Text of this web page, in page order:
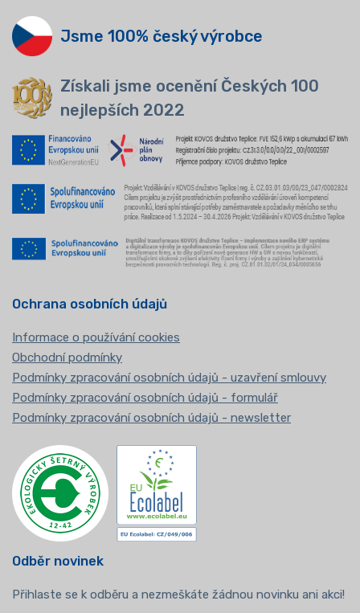
Jsme 100% český výrobce
Získali jsme ocenění Českých 100
nejlepších 2022
Ochrana osobních údajů
Informace o používání cookies
Obchodní podmínky
Podmínky zpracování osobních údajů - uzavření smlouvy
Podmínky zpracování osobních údajů - formulář
Podmínky zpracování osobních údajů - newsletter
Odběr novinek
Přihlaste se k odběru a nezmeškáte žádnou novinku ani akci!